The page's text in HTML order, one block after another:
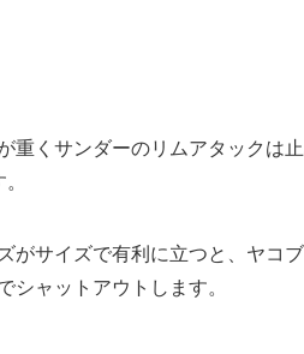
重くサンダーのリムアタックは
がサイズで有利に立つと、ヤコ
シャットアウトします。